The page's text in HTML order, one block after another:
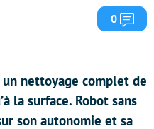
0
nettoyage complet de
la surface. Robot sans
son autonomie et sa